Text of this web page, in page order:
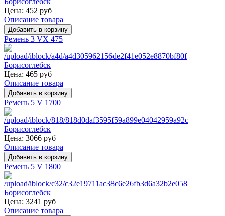
Цена: 452 руб
Описание товара
Ремень 3 VX 475
Цена: 465 руб
Описание товара
Ремень 5 V 1700
Цена: 3066 руб
Описание товара
Ремень 5 V 1800
Цена: 3241 руб
Описание товара